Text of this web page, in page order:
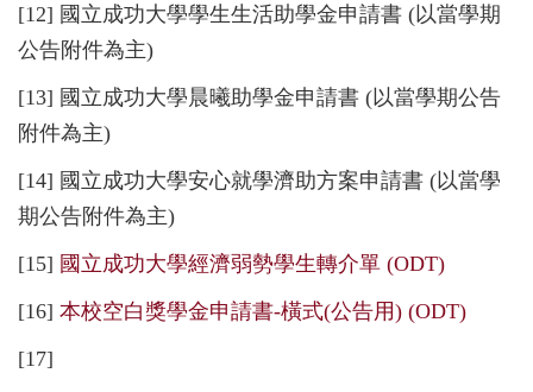
[12] 國立成功大學學生生活助學金申請書 (以當學期
公告附件為主)
[13] 國立成功大學晨曦助學金申請書 (以當學期公告
附件為主)
[14] 國立成功大學安心就學濟助方案申請書 (以當學
期公告附件為主)
[15] 國立成功大學經濟弱勢學生轉介單 (ODT)
[16] 本校空白獎學金申請書-橫式(公告用) (ODT)
[17]